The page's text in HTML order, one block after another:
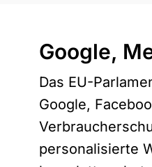
Google,
Das EU-
Google,
personalisierte